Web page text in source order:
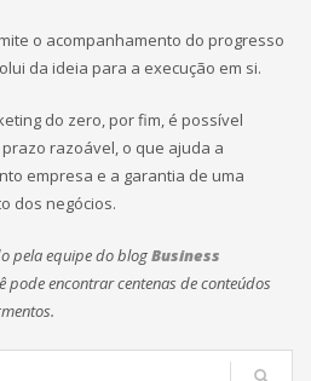
o acompanhamento do progresso
da ideia para a execução em si.
do zero, por fim, é possível
razoável, o que ajuda a
empresa e a garantia de uma
dos negócios.
pela equipe do blogBusiness
pode encontrar centenas de conteúdos